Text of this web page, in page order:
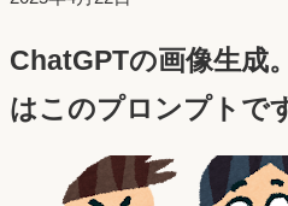
日：
ChatGPTの画像生成
はこのプロンプトで